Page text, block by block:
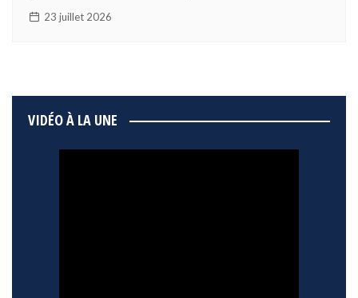
23 juillet 2026
VIDÉO À LA UNE